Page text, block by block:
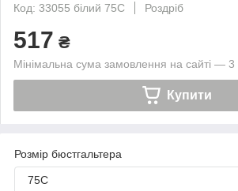
Код: 33055 білий 75С
Роздріб
517 ₴
Мінімальна сума замовлення на сайті —
Купити
Розмір бюстгальтера
75C